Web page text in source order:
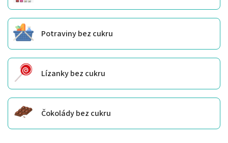
Potraviny bez cukru
Lízanky bez cukru
Čokolády bez cukru